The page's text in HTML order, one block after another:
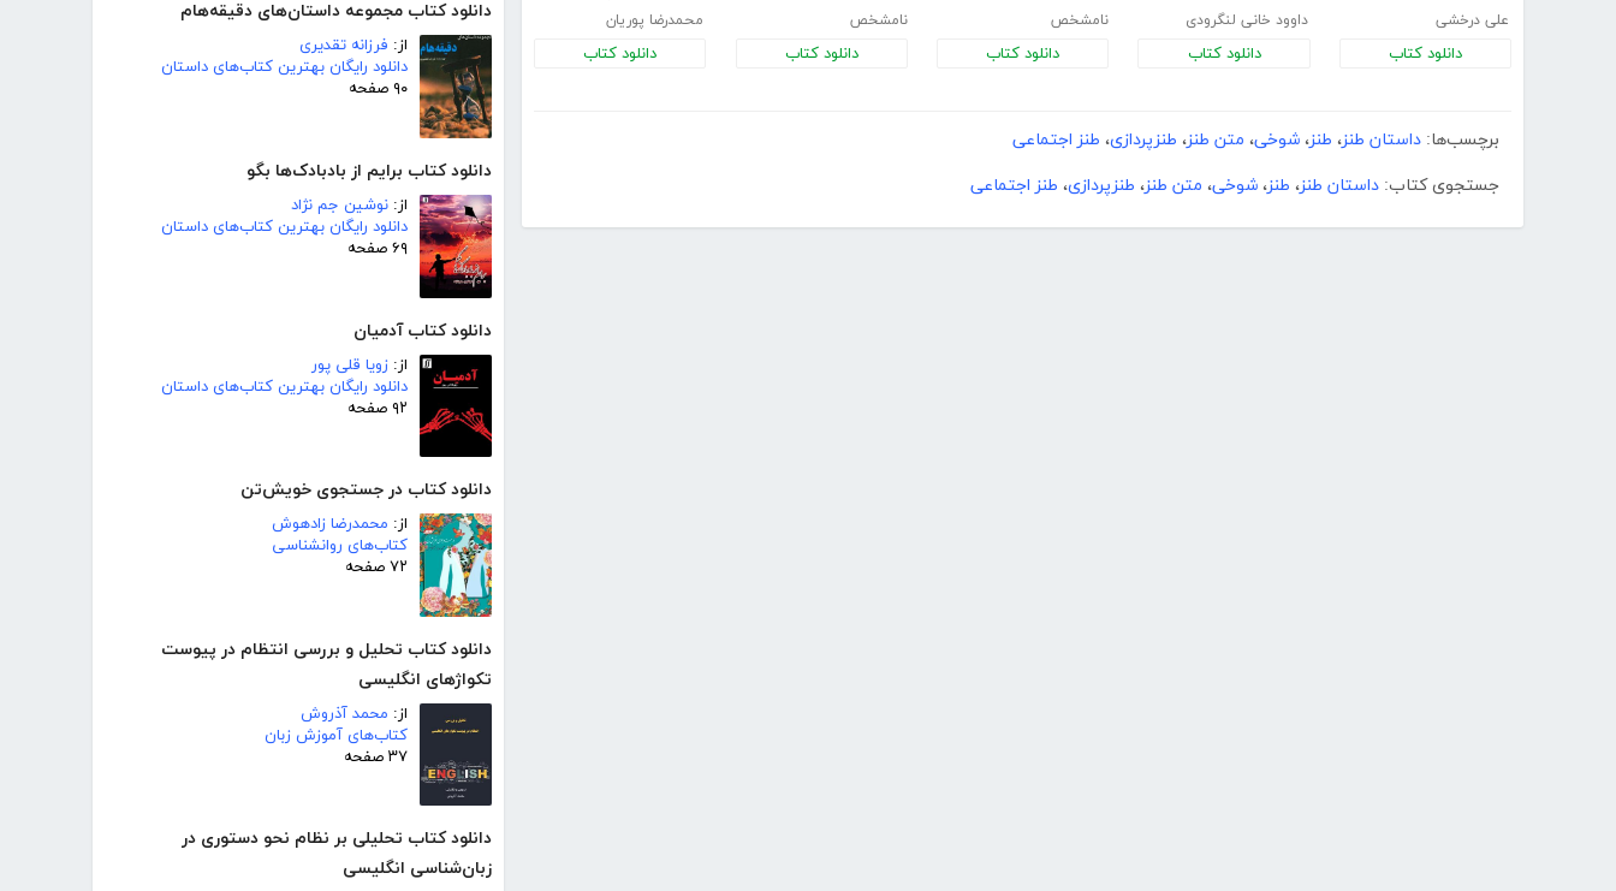
دانلود کتاب مجموعه داستان‌های دقیقه‌هام
از: فرزانه تقدیری
دانلود رایگان بهترین کتاب‌های داستان
۹۰ صفحه
دانلود کتاب برایم از بادبادک‌ها بگو
از: نوشین جم نژاد
دانلود رایگان بهترین کتاب‌های داستان
۶۹ صفحه
دانلود کتاب آدمیان
از: زویا قلی پور
دانلود رایگان بهترین کتاب‌های داستان
۹۲ صفحه
دانلود کتاب در جستجوی خویش‌تن
از: محمدرضا زادهوش
کتاب‌های روانشناسی
۷۲ صفحه
دانلود کتاب تحلیل و بررسی انتظام در پیوست
تکواژهای انگلیسی
از: محمد آذروش
کتاب‌های آموزش زبان
۳۷ صفحه
دانلود کتاب تحلیلی بر نظام نحو دستوری در
زبان‌شناسی انگلیسی
علی درخشی
دانلود کتاب
داوود خانی لنگرودی
دانلود کتاب
نامشخص
دانلود کتاب
نامشخص
دانلود کتاب
محمدرضا پوریان
دانلود کتاب
برچسب‌ها: داستان طنز، طنز، شوخی، متن طنز، طنزپردازی، طنز اجتماعی
جستجوی کتاب: داستان طنز، طنز، شوخی، متن طنز، طنزپردازی، طنز اجتماعی